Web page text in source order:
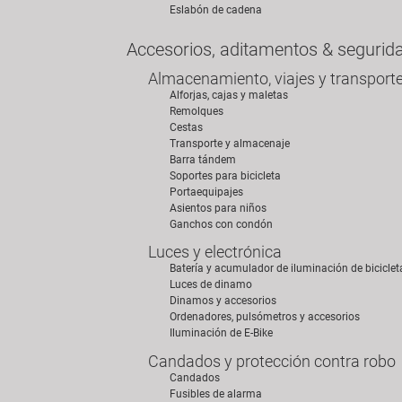
Eslabón de cadena
Accesorios, aditamentos &
Almacenamiento, viajes y
Alforjas, cajas y maletas
Remolques
Cestas
Transporte y almacenaje
Barra tándem
Soportes para bicicleta
Portaequipajes
Asientos para niños
Ganchos con condón
Luces y electrónica
Batería y acumulador de iluminación de
Luces de dinamo
Dinamos y accesorios
Ordenadores, pulsómetros y accesorios
Iluminación de E-Bike
Candados y protección contra robo
Candados
Fusibles de alarma